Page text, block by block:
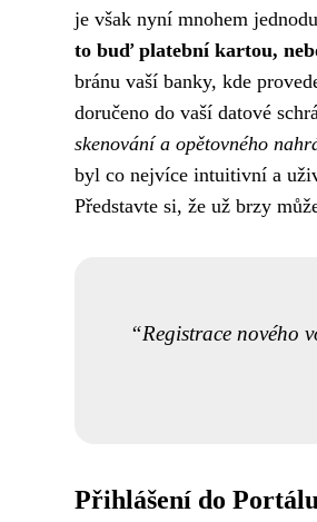
je však nyní mnohem
to buď platební kartou,
bránu vaší banky, kde
doručeno do vaší datové
skenování a opětovného
byl co nejvíce intuitivní a
Představte si, že už brzy
Registrace nového
Přihlášení do